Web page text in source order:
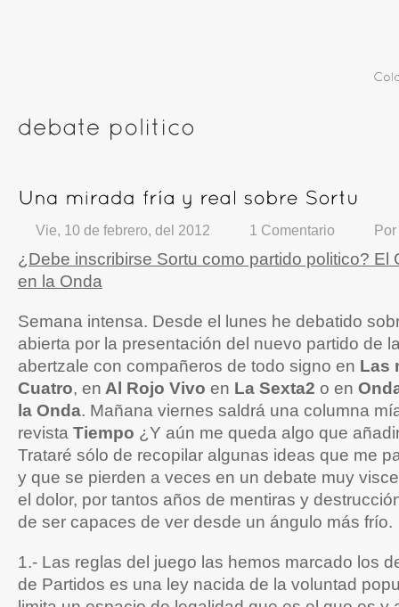
Vie, 10 de febrero, del 2012 1 Comentario Por
¿Debe inscribirse Sortu como partido politico? El
en la Onda
Semana intensa. Desde el lunes he debatido
abierta por la presentación del nuevo partido de
abertzale con compañeros de todo signo en Las
Cuatro, en Al Rojo Vivo en La Sexta2 o en
la Onda. Mañana viernes saldrá una columna
revista Tiempo ¿Y aún me queda algo que
Trataré sólo de recopilar algunas ideas que me
y que se pierden a veces en un debate muy
el dolor, por tantos años de mentiras y
de ser capaces de ver desde un ángulo más frío.
1.- Las reglas del juego las hemos marcado los
de Partidos es una ley nacida de la voluntad